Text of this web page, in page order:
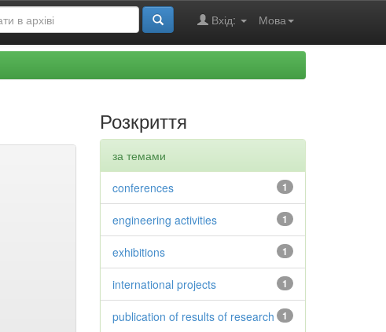
Мова
Вхід:
Розкриття
за темами
1
conferences
1
engineering activities
1
exhibitions
1
international projects
1
publication of results of research